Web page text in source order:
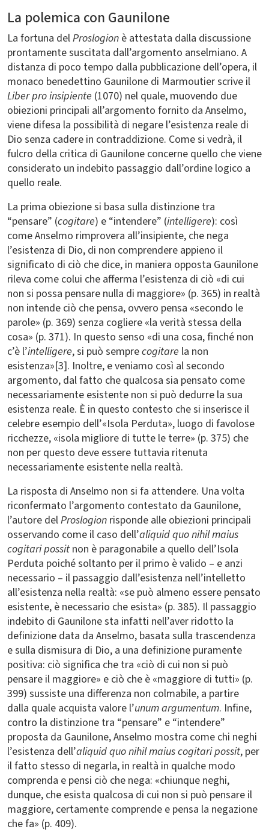
La polemica con Gaunilone
La fortuna delProslogion è attestata dalla discussione
prontamente suscitata dall’argomento anselmiano. A
distanza di poco tempo dalla pubblicazione dell’opera, il
monaco benedettino Gaunilone di Marmoutier scrive il
Liber pro insipiente (1070) nel quale, muovendo due
obiezioni principali all’argomento fornito da Anselmo,
viene difesa la possibilità di negare l’esistenza reale di
Dio senza cadere in contraddizione. Come si vedrà, il
fulcro della critica di Gaunilone concerne quello che viene
considerato un indebito passaggio dall’ordine logico a
quello reale.
La prima obiezione si basa sulla distinzione tra
“pensare” (cogitare) e “intendere” (intelligere): così
come Anselmo rimprovera all’insipiente, che nega
l’esistenza di Dio, di non comprendere appieno il
significato di ciò che dice, in maniera opposta Gaunilone
rileva come colui che afferma l’esistenza di ciò «di cui
non si possa pensare nulla di maggiore» (p. 365) in realtà
non intende ciò che pensa, ovvero pensa «secondo le
parole» (p. 369) senza cogliere «la verità stessa della
cosa» (p. 371). In questo senso «di una cosa, finché non
c’è l’intelligere, si può semprecogitare la non
esistenza»[3]. Inoltre, e veniamo così al secondo
argomento, dal fatto che qualcosa sia pensato come
necessariamente esistente non si può dedurre la sua
esistenza reale. È in questo contesto che si inserisce il
celebre esempio dell’«Isola Perduta», luogo di favolose
ricchezze, «isola migliore di tutte le terre» (p. 375) che
non per questo deve essere tuttavia ritenuta
necessariamente esistente nella realtà.
La risposta di Anselmo non si fa attendere. Una volta
riconfermato l’argomento contestato da Gaunilone,
l’autore delProslogion risponde alle obiezioni principali
osservando come il caso dell’aliquid quo nihil maius
cogitari possit non è paragonabile a quello dell’Isola
Perduta poiché soltanto per il primo è valido – e anzi
necessario – il passaggio dall’esistenza nell’intelletto
all’esistenza nella realtà: «se può almeno essere pensato
esistente, è necessario che esista» (p. 385). Il passaggio
indebito di Gaunilone sta infatti nell’aver ridotto la
definizione data da Anselmo, basata sulla trascendenza
e sulla dismisura di Dio, a una definizione puramente
positiva: ciò significa che tra «ciò di cui non si può
pensare il maggiore» e ciò che è «maggiore di tutti» (p.
399) sussiste una differenza non colmabile, a partire
dalla quale acquista valore l’unum argumentum. Infine,
contro la distinzione tra “pensare” e “intendere”
proposta da Gaunilone, Anselmo mostra come chi neghi
l’esistenza dell’aliquid quo nihil maius cogitari possit, per
il fatto stesso di negarla, in realtà in qualche modo
comprenda e pensi ciò che nega: «chiunque neghi,
dunque, che esista qualcosa di cui non si può pensare il
maggiore, certamente comprende e pensa la negazione
che fa» (p. 409).